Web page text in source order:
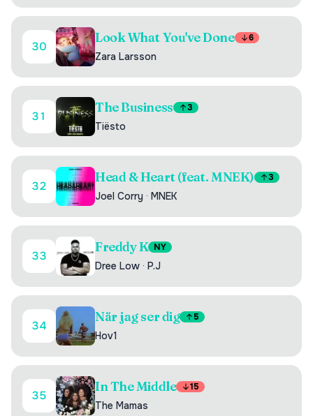
30
Look What You've Done 6
Zara Larsson
31
The Business 3
Tiësto
32
Head & Heart (feat. MNEK) 3
Joel Corry · MNEK
33
Freddy K NY
Dree Low · P.J
34
När jag ser dig 5
Hov1
35
In The Middle 15
The Mamas